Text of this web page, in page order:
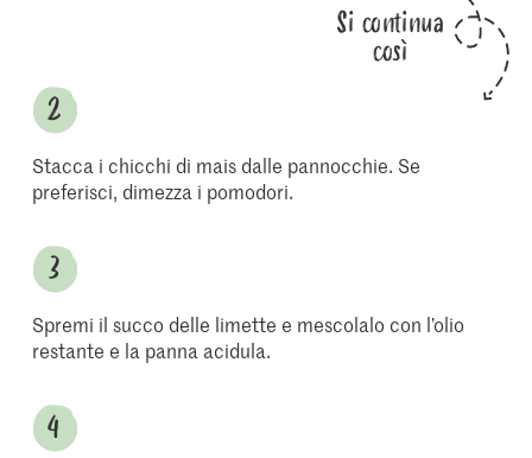
Si continua
così
Stacca i chicchi di mais dalle pannocchie. Se
preferisci, dimezza i pomodori.
Spremi il succo delle limette e mescolalo con l’olio
restante e la panna acidula.